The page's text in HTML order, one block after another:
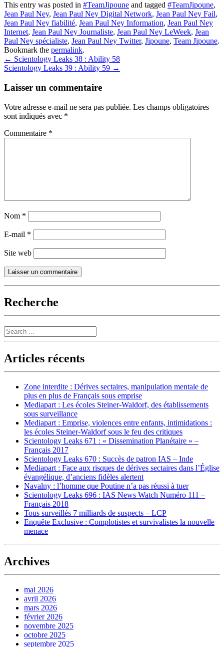
This entry was posted in #TeamJipoune and tagged #TeamJipoune,
Jean Paul Ney, Jean Paul Ney Digital Network, Jean Paul Ney Fail,
Jean Paul Ney fiabilité, Jean Paul Ney Information, Jean Paul Ney
Internet, Jean Paul Ney Journaliste, Jean Paul Ney LeWeek, Jean
Paul Ney spécialiste, Jean Paul Ney Twitter, Jipoune, Team Jipoune.
Bookmark the permalink.
Post
navigation
← Scientology Leaks 38 : Ability 58
Scientology Leaks 39 : Ability 59 →
Laisser un commentaire
Votre adresse e-mail ne sera pas publiée. Les champs obligatoires
sont indiqués avec *
Commentaire *
Nom *
E-mail *
Site web
Recherche
Search
Articles récents
Zone interdite : Dérives sectaires, manipulation mentale de
plus en plus de Français sous emprise
Mediapart : Les écoles Steiner-Waldorf, des établissements
sous surveillance
Mediapart : Emprise, violences entre enfants, intimidations :
les écoles Steiner-Waldorf sous le feu des critiques
Scientology Leaks 671 : « Dissemination Planétaire » –
Français 2017
Scientology Leaks 670 : Succès de patron IAS – Inde
Mediapart : Face aux risques de dérives sectaires dans l’Église
évangélique, d’anciens fidèles alertent
Navalny : l’homme que Poutine n’a pas réussi à tuer
Scientology Leaks 696 : IAS News Watch Numéro 111 –
Français 2018
Tous surveillés 7 milliards de suspects – LCP
Enquête Exclusive : Complotistes et survivalistes la nouvelle
menace
Archives
mai 2026
avril 2026
mars 2026
février 2026
novembre 2025
octobre 2025
septembre 2025